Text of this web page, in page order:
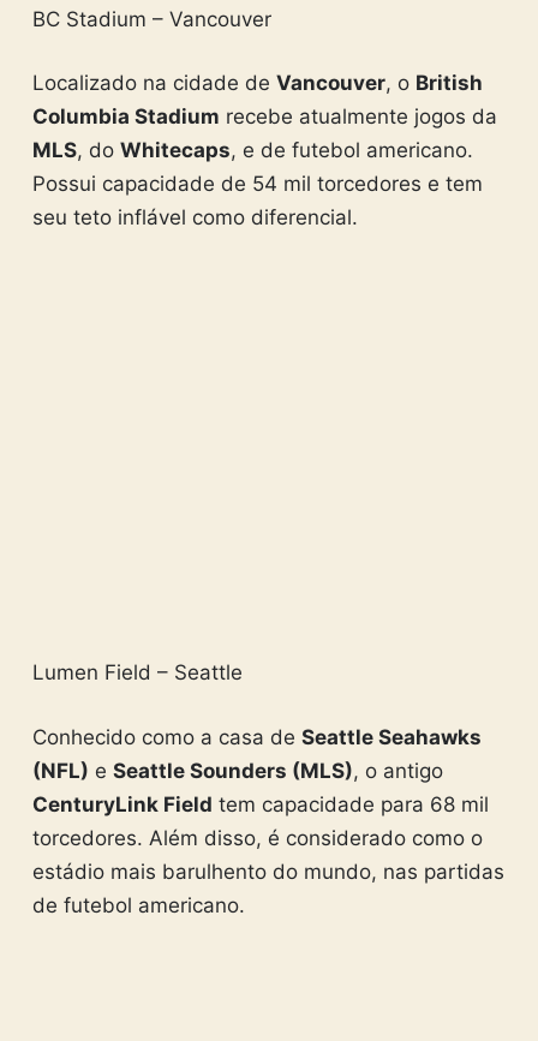
BC Stadium – Vancouver
Localizado na cidade de Vancouver, o British
Columbia Stadium recebe atualmente jogos da
MLS, do Whitecaps, e de futebol americano.
Possui capacidade de 54 mil torcedores e tem
seu teto inflável como diferencial.
Lumen Field – Seattle
Conhecido como a casa de Seattle Seahawks
(NFL) e Seattle Sounders (MLS), o antigo
CenturyLink Field tem capacidade para 68 mil
torcedores. Além disso, é considerado como o
estádio mais barulhento do mundo, nas partidas
de futebol americano.